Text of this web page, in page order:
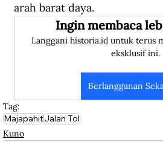
arah barat daya.
Ingin membaca
Langgani historia.id untuk terus
eksklusif ini.
Berlangganan
Tag:
MajapahitJalan Tol
Kuno